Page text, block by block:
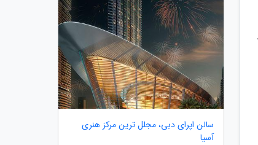
سالن اپرای دبی، مجلل ترین مرکز هنری
آسیا